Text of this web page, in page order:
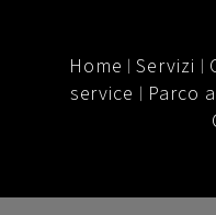
Home | Servizi |
service | Parco